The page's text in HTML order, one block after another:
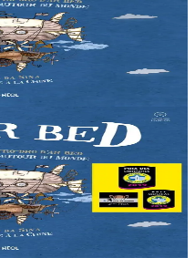
de la Bretagne. Une nuit,
du monde. Une
de la Bretagne. Une nuit,
du monde. Une